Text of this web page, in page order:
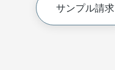
サンプル請求